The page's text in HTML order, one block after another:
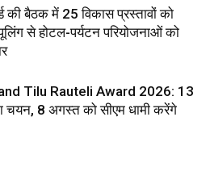
की बैठक में 25 विकास प्रस्तावों को
से होटल-पर्यटन परियोजनाओं को
Tilu Rauteli Award 2026: 13
चयन, 8 अगस्त को सीएम धामी करेंगे